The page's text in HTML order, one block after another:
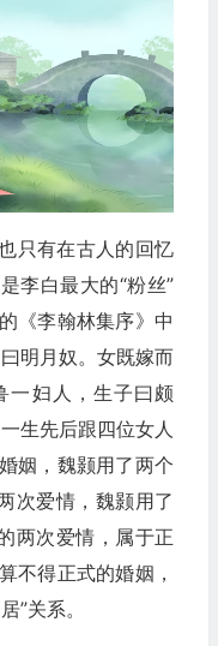
只有在古人的回忆
李白最大的“粉丝”
《李翰林集序》中
明月奴。女既嫁而
一妇人，生子曰颇
生先后跟四位女人
姻，魏颢用了两个
次爱情，魏颢用了
两次爱情，属于正
不得正式的婚姻，
”关系。